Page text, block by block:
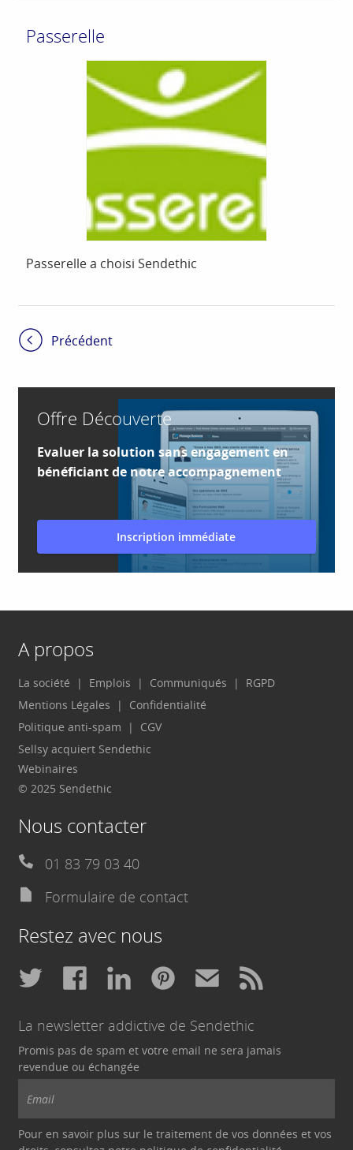
Passerelle
Passerelle a choisi Sendethic
Précédent
Offre Découverte
Evaluer la solution sans engagement en
bénéficiant de notre accompagnement
Inscription immédiate
A propos
La société Emplois Communiqués
RGPD
Mentions Légales
Confidentialité
Politique anti-spam
CGV
Sellsy acquiert Sendethic
Webinaires
© 2025 Sendethic
Nous contacter
01 83 79 03 40
Formulaire de contact
Restez avec nous
La newsletter addictive de Sendethic
Promis pas de spam et votre email ne sera jamais
revendue ou échangée
Pour en savoir plus sur le traitement de vos données et vos